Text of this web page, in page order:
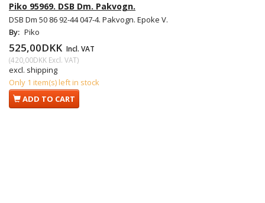
Piko 95969. DSB Dm. Pakvogn.
DSB Dm 50 86 92-44 047-4. Pakvogn. Epoke V.
By: Piko
525,00DKK Incl. VAT
(420,00DKK Excl. VAT)
excl. shipping
Only 1 item(s) left in stock
ADD TO CART